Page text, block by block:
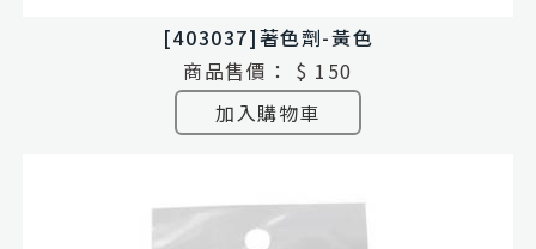
[403037]著色劑-黃色
商品售價：
$ 150
加入購物車